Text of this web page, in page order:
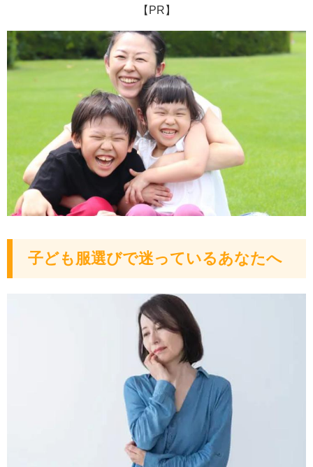
【PR】
子ども服選びで迷っているあなたへ